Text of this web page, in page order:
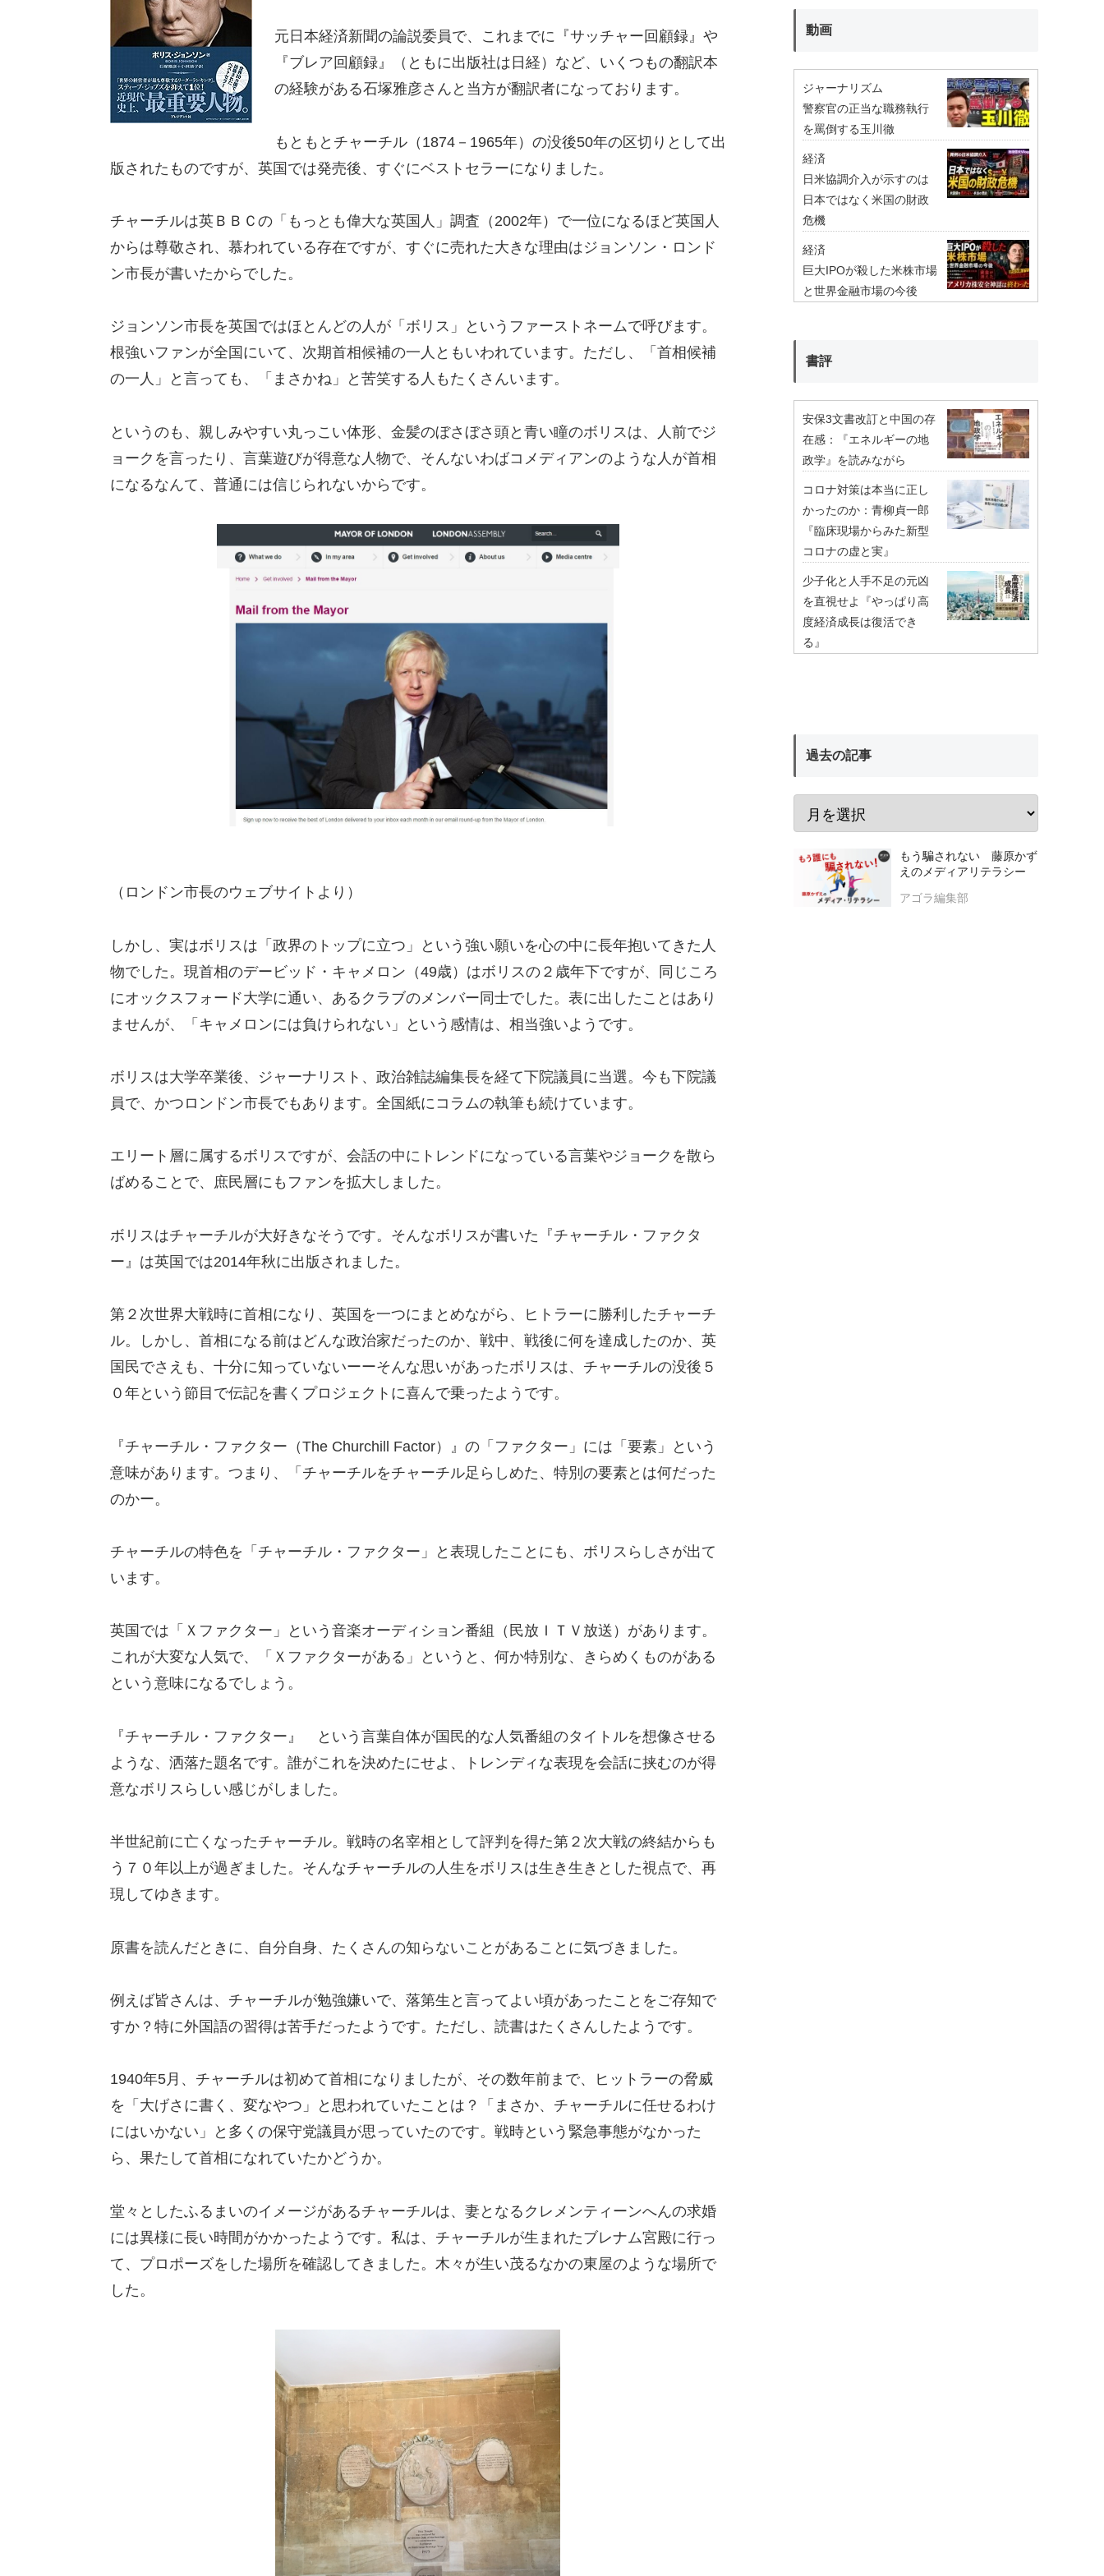
元日本経済新聞の論説委員で、これまでに『サッチャー回顧録』や
『ブレア回顧録』（ともに出版社は日経）など、いくつもの翻訳本
の経験がある石塚雅彦さんと当方が翻訳者になっております。
もともとチャーチル（1874－1965年）の没後50年の区切りとして出
版されたものですが、英国では発売後、すぐにベストセラーになりました。
チャーチルは英ＢＢＣの「もっとも偉大な英国人」調査（2002年）で一位になるほど英国人
からは尊敬され、慕われている存在ですが、すぐに売れた大きな理由はジョンソン・ロンド
ン市長が書いたからでした。
ジョンソン市長を英国ではほとんどの人が「ボリス」というファーストネームで呼びます。
根強いファンが全国にいて、次期首相候補の一人ともいわれています。ただし、「首相候補
の一人」と言っても、「まさかね」と苦笑する人もたくさんいます。
というのも、親しみやすい丸っこい体形、金髪のぼさぼさ頭と青い瞳のボリスは、人前でジ
ョークを言ったり、言葉遊びが得意な人物で、そんないわばコメディアンのような人が首相
になるなんて、普通には信じられないからです。
（ロンドン市長のウェブサイトより）
しかし、実はボリスは「政界のトップに立つ」という強い願いを心の中に長年抱いてきた人
物でした。現首相のデービッド・キャメロン（49歳）はボリスの２歳年下ですが、同じころ
にオックスフォード大学に通い、あるクラブのメンバー同士でした。表に出したことはあり
ませんが、「キャメロンには負けられない」という感情は、相当強いようです。
ボリスは大学卒業後、ジャーナリスト、政治雑誌編集長を経て下院議員に当選。今も下院議
員で、かつロンドン市長でもあります。全国紙にコラムの執筆も続けています。
エリート層に属するボリスですが、会話の中にトレンドになっている言葉やジョークを散ら
ばめることで、庶民層にもファンを拡大しました。
ボリスはチャーチルが大好きなそうです。そんなボリスが書いた『チャーチル・ファクタ
ー』は英国では2014年秋に出版されました。
第２次世界大戦時に首相になり、英国を一つにまとめながら、ヒトラーに勝利したチャーチ
ル。しかし、首相になる前はどんな政治家だったのか、戦中、戦後に何を達成したのか、英
国民でさえも、十分に知っていないーーそんな思いがあったボリスは、チャーチルの没後５
０年という節目で伝記を書くプロジェクトに喜んで乗ったようです。
『チャーチル・ファクター（The Churchill Factor）』の「ファクター」には「要素」という
意味があります。つまり、「チャーチルをチャーチル足らしめた、特別の要素とは何だった
のかー。
チャーチルの特色を「チャーチル・ファクター」と表現したことにも、ボリスらしさが出て
います。
英国では「Ｘファクター」という音楽オーディション番組（民放ＩＴＶ放送）があります。
これが大変な人気で、「Ｘファクターがある」というと、何か特別な、きらめくものがある
という意味になるでしょう。
『チャーチル・ファクター』 という言葉自体が国民的な人気番組のタイトルを想像させる
ような、洒落た題名です。誰がこれを決めたにせよ、トレンディな表現を会話に挟むのが得
意なボリスらしい感じがしました。
半世紀前に亡くなったチャーチル。戦時の名宰相として評判を得た第２次大戦の終結からも
う７０年以上が過ぎました。そんなチャーチルの人生をボリスは生き生きとした視点で、再
現してゆきます。
原書を読んだときに、自分自身、たくさんの知らないことがあることに気づきました。
例えば皆さんは、チャーチルが勉強嫌いで、落第生と言ってよい頃があったことをご存知で
すか？特に外国語の習得は苦手だったようです。ただし、読書はたくさんしたようです。
1940年5月、チャーチルは初めて首相になりましたが、その数年前まで、ヒットラーの脅威
を「大げさに書く、変なやつ」と思われていたことは？「まさか、チャーチルに任せるわけ
にはいかない」と多くの保守党議員が思っていたのです。戦時という緊急事態がなかった
ら、果たして首相になれていたかどうか。
堂々としたふるまいのイメージがあるチャーチルは、妻となるクレメンティーンへんの求婚
には異様に長い時間がかかったようです。私は、チャーチルが生まれたブレナム宮殿に行っ
て、プロポーズをした場所を確認してきました。木々が生い茂るなかの東屋のような場所で
した。
動画
ジャーナリズム
警察官の正当な職務執行
を罵倒する玉川徹
経済
日米協調介入が示すのは
日本ではなく米国の財政
危機
経済
巨大IPOが殺した米株市場
と世界金融市場の今後
書評
安保3文書改訂と中国の存
在感：『エネルギーの地
政学』を読みながら
コロナ対策は本当に正し
かったのか：青柳貞一郎
『臨床現場からみた新型
コロナの虚と実』
少子化と人手不足の元凶
を直視せよ『やっぱり高
度経済成長は復活でき
る』
過去の記事
もう騙されない 藤原かず
えのメディアリテラシー
アゴラ編集部